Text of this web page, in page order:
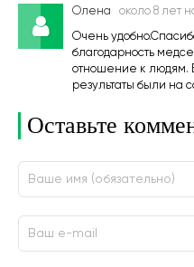
Олена около 8 лет
Очень
благодарность
отношение к людям.
результаты были на
Оставьте